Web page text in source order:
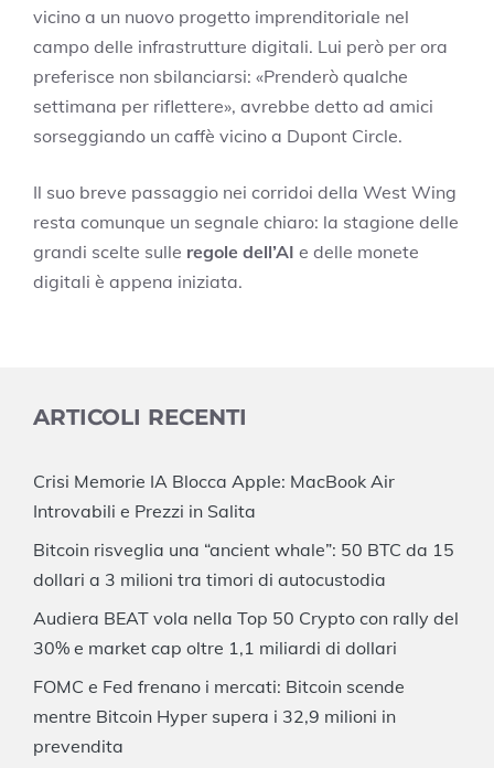
vicino a un nuovo progetto imprenditoriale nel
campo delle infrastrutture digitali. Lui però per ora
preferisce non sbilanciarsi: «Prenderò qualche
settimana per riflettere», avrebbe detto ad amici
sorseggiando un caffè vicino a Dupont Circle.
Il suo breve passaggio nei corridoi della West Wing
resta comunque un segnale chiaro: la stagione delle
grandi scelte sulle regole dell’AI e delle monete
digitali è appena iniziata.
ARTICOLI RECENTI
Crisi Memorie IA Blocca Apple: MacBook Air
Introvabili e Prezzi in Salita
Bitcoin risveglia una “ancient whale”: 50 BTC da 15
dollari a 3 milioni tra timori di autocustodia
Audiera BEAT vola nella Top 50 Crypto con rally del
30% e market cap oltre 1,1 miliardi di dollari
FOMC e Fed frenano i mercati: Bitcoin scende
mentre Bitcoin Hyper supera i 32,9 milioni in
prevendita